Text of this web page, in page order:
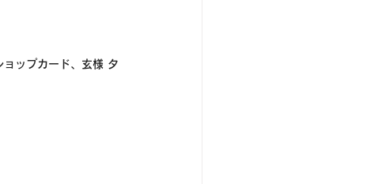
ップカード、玄様 タ